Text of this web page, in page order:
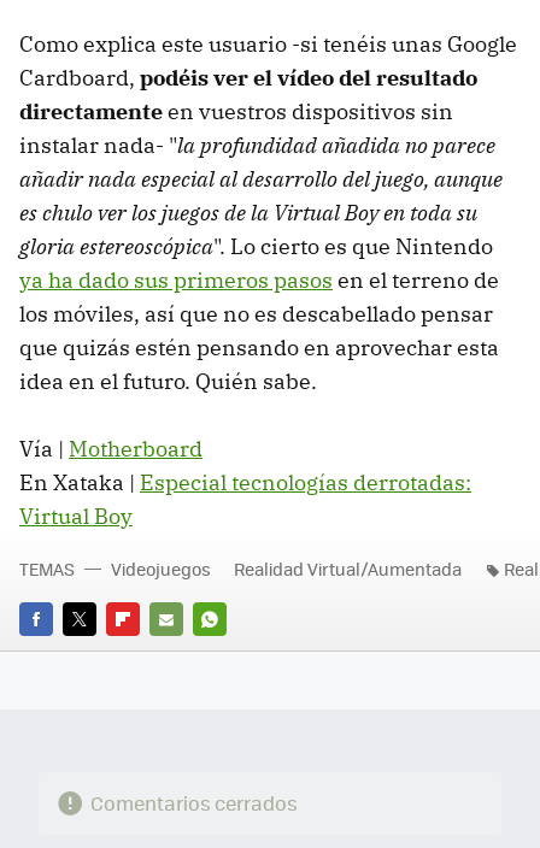
Como explica este usuario -si tenéis unas Google
Cardboard, podéis ver el vídeo del resultado
directamenteen vuestros dispositivos sin
instalar nada- "la profundidad añadida no parece
añadir nada especial al desarrollo del juego, aunque
es chulo ver los juegos de la Virtual Boy en toda su
gloria estereoscópica". Lo cierto es que Nintendo
ya ha dado sus primeros pasos en el terreno de
los móviles, así que no es descabellado pensar
que quizás estén pensando en aprovechar esta
idea en el futuro. Quién sabe.
Vía | Motherboard
En Xataka | Especial tecnologías derrotadas:
Virtual Boy
FACEBOOK
TWITTERFLIPBOARD
E-
WHATSAPP
TEMAS Videojuegos Realidad Virtual/Aumentada
Comentarios cerrados